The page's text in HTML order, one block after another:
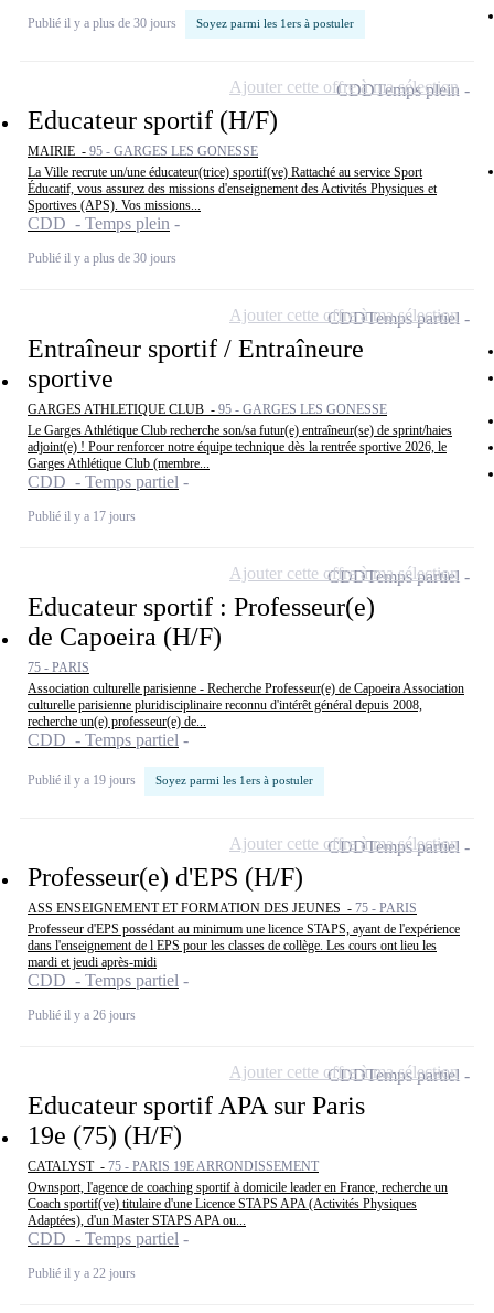
Publié il y a plus de 30 jours Soyez parmi les 1ers à postuler
Educateur sportif (H/F)
MAIRIE - 95 - GARGES LES GONESSE
La Ville recrute un/une éducateur(trice) sportif(ve) Rattaché au service Sport
Éducatif, vous assurez des missions d'enseignement des Activités Physiques et
Sportives (APS). Vos missions...
CDD - Temps plein
Publié il y a plus de 30 jours
CDDTemps plein
Ajouter cette offre à ma sélection
Entraîneur sportif / Entraîneure
sportive
GARGES ATHLETIQUE CLUB - 95 - GARGES LES GONESSE
Le Garges Athlétique Club recherche son/sa futur(e) entraîneur(se) de sprint/haies
adjoint(e) ! Pour renforcer notre équipe technique dès la rentrée sportive 2026, le
Garges Athlétique Club (membre...
CDD - Temps partiel
Publié il y a 17 jours
CDDTemps partiel
Ajouter cette offre à ma sélection
Educateur sportif : Professeur(e)
de Capoeira (H/F)
75 - PARIS
Association culturelle parisienne - Recherche Professeur(e) de Capoeira Association
culturelle parisienne pluridisciplinaire reconnu d'intérêt général depuis 2008,
recherche un(e) professeur(e) de...
CDD - Temps partiel
Publié il y a 19 jours Soyez parmi les 1ers à postuler
CDDTemps partiel
Ajouter cette offre à ma sélection
Professeur(e) d'EPS (H/F)
ASS ENSEIGNEMENT ET FORMATION DES JEUNES - 75 - PARIS
Professeur d'EPS possédant au minimum une licence STAPS, ayant de l'expérience
dans l'enseignement de l EPS pour les classes de collège. Les cours ont lieu les
mardi et jeudi après-midi
CDD - Temps partiel
Publié il y a 26 jours
CDDTemps partiel
Ajouter cette offre à ma sélection
Educateur sportif APA sur Paris
19e (75) (H/F)
CATALYST - 75 - PARIS 19E ARRONDISSEMENT
Ownsport, l'agence de coaching sportif à domicile leader en France, recherche un
Coach sportif(ve) titulaire d'une Licence STAPS APA (Activités Physiques
Adaptées), d'un Master STAPS APA ou...
CDD - Temps partiel
Publié il y a 22 jours
CDDTemps partiel
Ajouter cette offre à ma sélection